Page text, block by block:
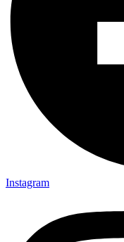
Instagram